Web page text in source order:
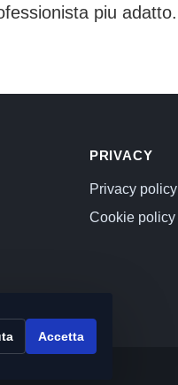
piu adatto.
PRIVACY
Privacy policy
Cookie policy
Accetta